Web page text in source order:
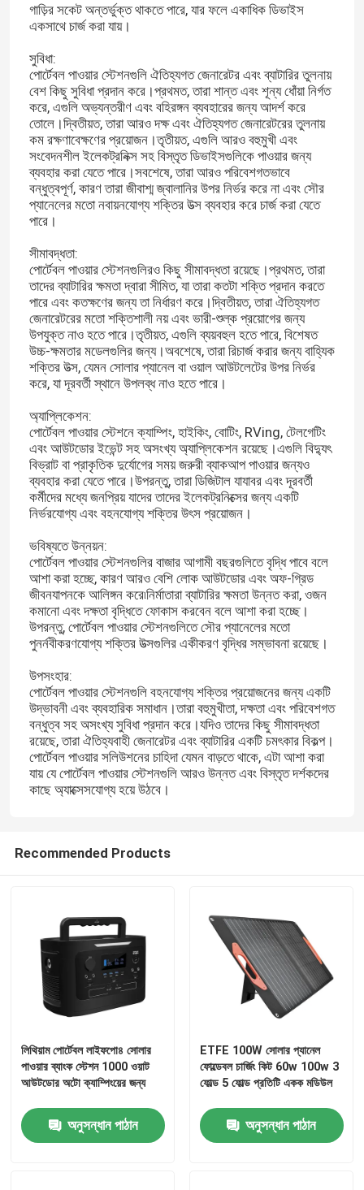
বাড়ি
পণ্য
আমাদের সম্পর্কে
মান নিয়ন্ত্রণ
গাড়ির সকেট অন্তর্ভুক্ত থাকতে পারে, যার ফলে একাধিক ডিভাইস
একসাথে চার্জ করা যায়।
সুবিধা:
পোর্টেবল পাওয়ার স্টেশনগুলি ঐতিহ্যগত জেনারেটর এবং ব্যাটারির তুলনায়
বেশ কিছু সুবিধা প্রদান করে।প্রথমত, তারা শান্ত এবং শূন্য ধোঁয়া নির্গত
করে, এগুলি অভ্যন্তরীণ এবং বহিরঙ্গন ব্যবহারের জন্য আদর্শ করে
তোলে।দ্বিতীয়ত, তারা আরও দক্ষ এবং ঐতিহ্যগত জেনারেটরের তুলনায়
কম রক্ষণাবেক্ষণের প্রয়োজন।তৃতীয়ত, এগুলি আরও বহুমুখী এবং
সংবেদনশীল ইলেকট্রনিক্স সহ বিস্তৃত ডিভাইসগুলিকে পাওয়ার জন্য
ব্যবহার করা যেতে পারে।সবশেষে, তারা আরও পরিবেশগতভাবে
বন্ধুত্বপূর্ণ, কারণ তারা জীবাশ্ম জ্বালানির উপর নির্ভর করে না এবং সৌর
প্যানেলের মতো নবায়নযোগ্য শক্তির উত্স ব্যবহার করে চার্জ করা যেতে
পারে।
সীমাবদ্ধতা:
পোর্টেবল পাওয়ার স্টেশনগুলিরও কিছু সীমাবদ্ধতা রয়েছে।প্রথমত, তারা
তাদের ব্যাটারির ক্ষমতা দ্বারা সীমিত, যা তারা কতটা শক্তি প্রদান করতে
পারে এবং কতক্ষণের জন্য তা নির্ধারণ করে।দ্বিতীয়ত, তারা ঐতিহ্যগত
জেনারেটরের মতো শক্তিশালী নয় এবং ভারী-শুল্ক প্রয়োগের জন্য
উপযুক্ত নাও হতে পারে।তৃতীয়ত, এগুলি ব্যয়বহুল হতে পারে, বিশেষত
উচ্চ-ক্ষমতার মডেলগুলির জন্য।অবশেষে, তারা রিচার্জ করার জন্য বাহ্যিক
শক্তির উত্স, যেমন সোলার প্যানেল বা ওয়াল আউটলেটের উপর নির্ভর
করে, যা দূরবর্তী স্থানে উপলব্ধ নাও হতে পারে।
অ্যাপ্লিকেশন:
পোর্টেবল পাওয়ার স্টেশনে ক্যাম্পিং, হাইকিং, বোটিং, RVing, টেলগেটিং
এবং আউটডোর ইভেন্ট সহ অসংখ্য অ্যাপ্লিকেশন রয়েছে।এগুলি বিদ্যুৎ
বিভ্রাট বা প্রাকৃতিক দুর্যোগের সময় জরুরী ব্যাকআপ পাওয়ার জন্যও
ব্যবহার করা যেতে পারে।উপরন্তু, তারা ডিজিটাল যাযাবর এবং দূরবর্তী
কর্মীদের মধ্যে জনপ্রিয় যাদের তাদের ইলেকট্রনিক্সের জন্য একটি
নির্ভরযোগ্য এবং বহনযোগ্য শক্তির উৎস প্রয়োজন।
ভবিষ্যতে উন্নয়ন:
পোর্টেবল পাওয়ার স্টেশনগুলির বাজার আগামী বছরগুলিতে বৃদ্ধি পাবে বলে
আশা করা হচ্ছে, কারণ আরও বেশি লোক আউটডোর এবং অফ-গ্রিড
জীবনযাপনকে আলিঙ্গন করে৷নির্মাতারা ব্যাটারির ক্ষমতা উন্নত করা, ওজন
কমানো এবং দক্ষতা বৃদ্ধিতে ফোকাস করবেন বলে আশা করা হচ্ছে।
উপরন্তু, পোর্টেবল পাওয়ার স্টেশনগুলিতে সৌর প্যানেলের মতো
পুনর্নবীকরণযোগ্য শক্তির উত্সগুলির একীকরণ বৃদ্ধির সম্ভাবনা রয়েছে।
উপসংহার:
পোর্টেবল পাওয়ার স্টেশনগুলি বহনযোগ্য শক্তির প্রয়োজনের জন্য একটি
উদ্ভাবনী এবং ব্যবহারিক সমাধান।তারা বহুমুখীতা, দক্ষতা এবং পরিবেশগত
বন্ধুত্ব সহ অসংখ্য সুবিধা প্রদান করে।যদিও তাদের কিছু সীমাবদ্ধতা
রয়েছে, তারা ঐতিহ্যবাহী জেনারেটর এবং ব্যাটারির একটি চমৎকার বিকল্প।
পোর্টেবল পাওয়ার সলিউশনের চাহিদা যেমন বাড়তে থাকে, এটা আশা করা
যায় যে পোর্টেবল পাওয়ার স্টেশনগুলি আরও উন্নত এবং বিস্তৃত দর্শকদের
কাছে অ্যাক্সেসযোগ্য হয়ে উঠবে।
Recommended Products
লিথিয়াম পোর্টেবল লাইফপো৪ সোলার
পাওয়ার ব্যাংক স্টেশন 1000 ওয়াট
আউটডোর অটো ক্যাম্পিংয়ের জন্য
অনুসন্ধান পাঠান
ETFE 100W সোলার প্যানেল
ফোল্ডেবল চার্জিং কিট 60w 100w 3
ফোল্ড 5 ফোল্ড প্রতিটি একক মডিউল
অনুসন্ধান পাঠান